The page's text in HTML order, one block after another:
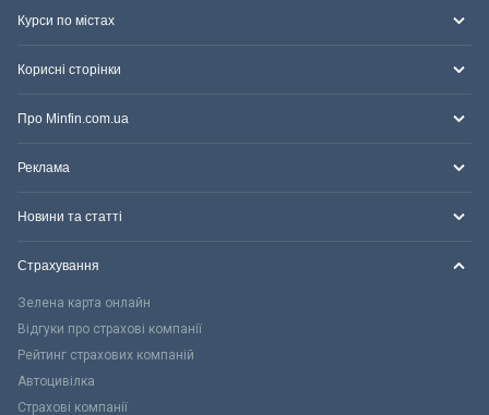
Курси по містах
Корисні сторінки
Про Minfin.com.ua
Реклама
Новини та статті
Страхування
Зелена карта онлайн
Відгуки про страхові компанії
Рейтинг страхових компаній
Автоцивілка
Страхові компанії